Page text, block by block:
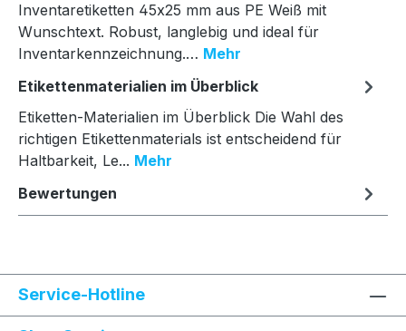
Inventaretiketten 45x25 mm aus PE Weiß mit
Wunschtext. Robust, langlebig und ideal für
Inventarkennzeichnung.… Mehr
Etikettenmaterialien im Überblick
Etiketten-Materialien im Überblick Die Wahl des
richtigen Etikettenmaterials ist entscheidend für
Haltbarkeit, Le... Mehr
Bewertungen
Service-Hotline